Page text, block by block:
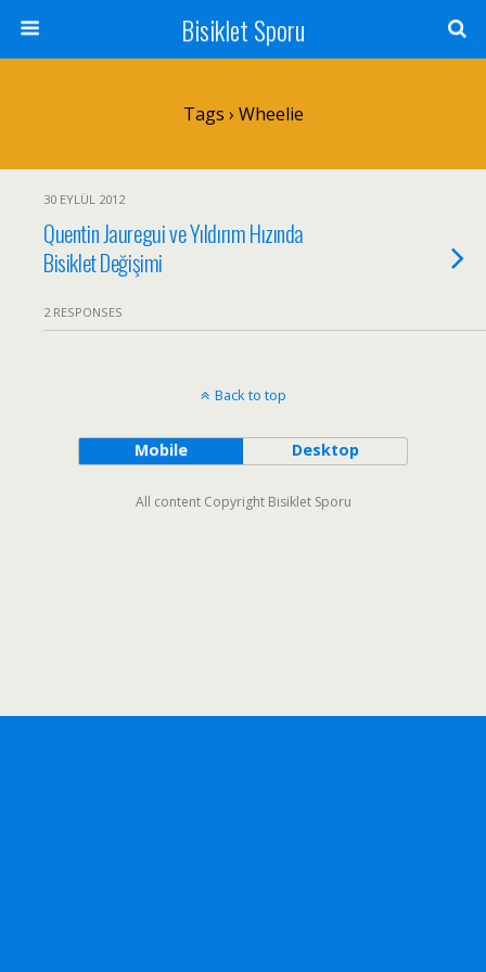
Bisiklet Sporu
Tags › Wheelie
30 EYLÜL 2012
Quentin Jauregui ve Yıldırım Hızında
Bisiklet Değişimi
2 RESPONSES
Back to top
Mobile Desktop
All content Copyright Bisiklet Sporu